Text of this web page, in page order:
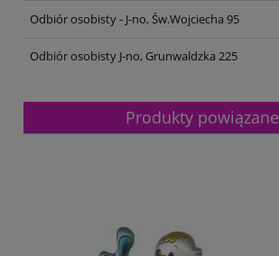
Odbiór osobisty - J-no, Św.Wojciecha 95
Odbiór osobisty J-no, Grunwaldzka 225
Produkty powiązane